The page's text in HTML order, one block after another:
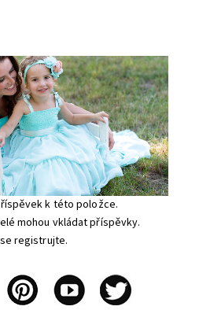
k této položce.
mohou vkládat příspěvky.
registrujte.